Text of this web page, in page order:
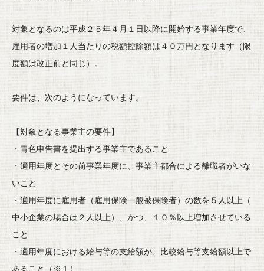
対象となるのは平成２５年４月１日以降に開始する事業年度で、
雇用者の増加１人当たりの税額控除額は４０万円となります（ 限
度額は改正前と同じ）。
要件は、次のようになっています。
【対象となる事業主の要件】
・青色申告書を提出する事業主であること
・適用年度とその前事業年度に、 事業主都合による離職者がいな
いこと
・適用年度に雇用者（雇用保険一般被保険者）の数を５人以上（
中小企業の場合は２人以上）、かつ、１０％ 以上増加させている
こと
・適用年度における給与等の支給額が、
比較給与等支給額以上で
あること（※１）